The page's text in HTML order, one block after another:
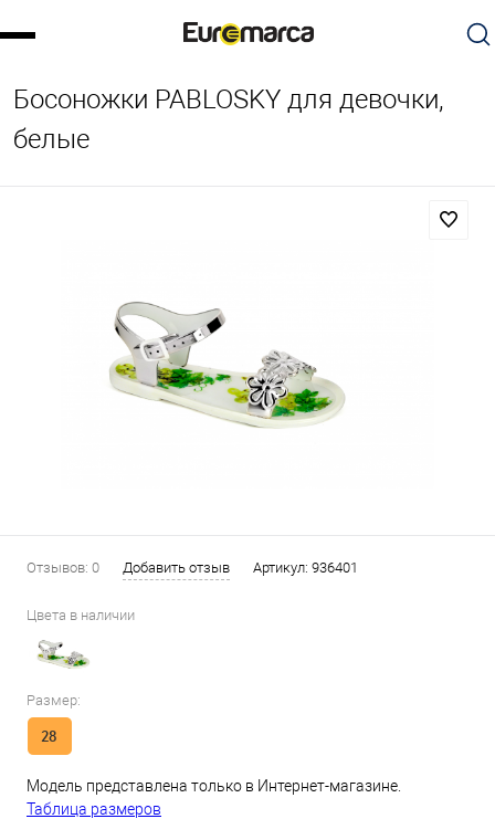
Босоножки PABLOSKY для девочки,
белые
Отзывов: 0 Добавить отзыв Артикул: 936401
Цвета в наличии
Размер:
28
Модель представлена только в Интернет-магазине.
Таблица размеров